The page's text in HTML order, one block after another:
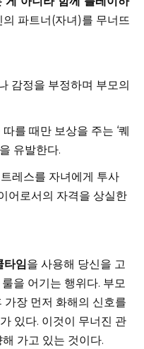
파트너(자녀)를 무너뜨
감정을 부정하며 부모의
를 때만 보상을 주는 ‘퀘
유발한다.
레스를 자녀에게 투사
어로서의 자격을 상실한
타임을 사용해 당신을 고
을 어기는 행위다. 부모
가장 먼저 화해의 신호를
있다. 이것이 무너진 관
가고 있는 것이다.